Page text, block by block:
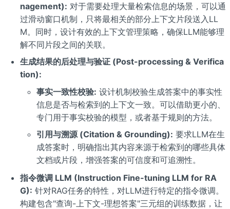
nagement): 对于需要处理大量检索信息的场景，可以通
过滑动窗口机制，只将最相关的部分上下文片段送入LL
M。同时，设计有效的上下文管理策略，确保LLM能够理
解不同片段之间的关联。
生成结果的后处理与验证 (Post-processing & Verifica
tion):
事实一致性校验: 设计机制校验生成答案中的事实性
信息是否与检索到的上下文一致。可以借助更小的、
专门用于事实校验的模型，或者基于规则的方法。
引用与溯源 (Citation & Grounding): 要求LLM在生
成答案时，明确指出其内容来源于检索到的哪些具体
文档或片段，增强答案的可信度和可追溯性。
指令微调 LLM (Instruction Fine-tuning LLM for RA
G): 针对RAG任务的特性，对LLM进行特定的指令微调。
构建包含"查询-上下文-理想答案"三元组的训练数据，让